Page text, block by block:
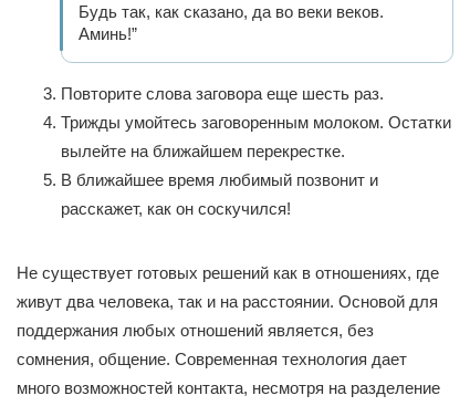
Будь так, как сказано, да во веки веков.
Аминь!”
Повторите слова заговора еще шесть раз.
Трижды умойтесь заговоренным молоком. Остатки
вылейте на ближайшем перекрестке.
В ближайшее время любимый позвонит и
расскажет, как он соскучился!
Не существует готовых решений как в отношениях, где
живут два человека, так и на расстоянии. Основой для
поддержания любых отношений является, без
сомнения, общение. Современная технология дает
много возможностей контакта, несмотря на разделение